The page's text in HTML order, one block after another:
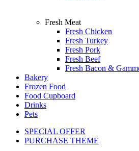
Fresh Meat
Fresh Chicken
Fresh Turkey
Fresh Pork
Fresh Beef
Fresh Bacon &
Bakery
Frozen Food
Food Cupboard
Drinks
Pets
SPECIAL OFFER
PURCHASE THEME